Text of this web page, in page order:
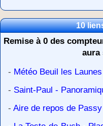
10
Remise à 0 des
aura
- Météo Beuil les
- Saint-Paul -
- Aire de repos de Passy